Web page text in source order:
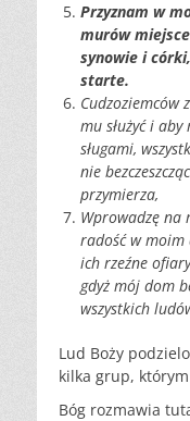
Przyznam w
murów
synowie i
starte.
Cudzoziemców
mu służyć i aby
sługami,
nie
przymierza,
Wprowadzę na
radość w moim
ich rzeźne
gdyż mój dom
wszystkich
Lud Boży
kilka grup,
Bóg rozmawia